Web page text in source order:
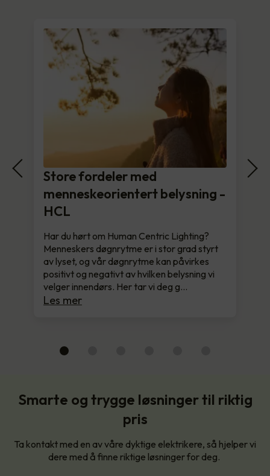
Store fordeler med
menneskeorientert belysning -
HCL
Har du hørt om Human Centric Lighting?
Menneskers døgnrytme er i stor grad styrt
av lyset, og vår døgnrytme kan påvirkes
positivt og negativt av hvilken belysning vi
velger innendørs. Her tar vi deg g…
Les mer
Smarte og trygge løsninger til riktig
pris
Ta kontakt med en av våre dyktige elektrikere, så hjelper vi
dere med å finne riktige løsninger for deg.